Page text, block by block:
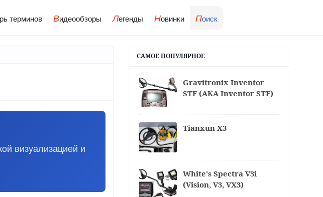
терминов Видеообзоры Легенды Новинки Поиск
визуализацией и
САМОЕ ПОПУЛЯРНОЕ
Gravitronix Inventor
STF (АКА Inventor STF)
Tianxun X3
White's Spectra V3i
(Vision, V3, VX3)